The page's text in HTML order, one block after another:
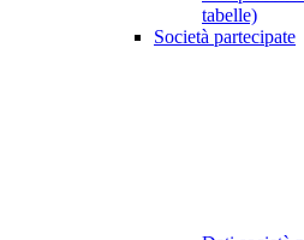
tabelle)
Società partecipate